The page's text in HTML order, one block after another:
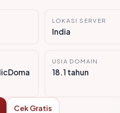
LOKASI SERVER
India
USIA DOMAIN
18.1 tahun
Cek Gratis